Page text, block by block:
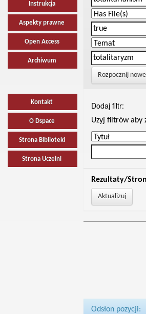
Instrukcja
Aspekty prawne
Open Access
Archiwum
Kontakt
O Dspace
Strona Biblioteki
Strona Uczelni
Rozpocznij
Dodaj filtr:
Uzyj filtrów aby
Rezultaty/
Odsłon pozycji: